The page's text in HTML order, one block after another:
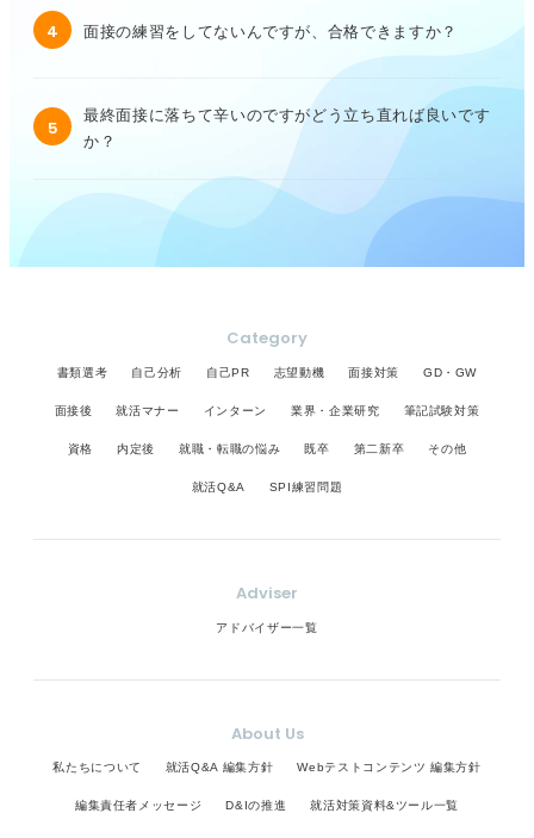
4 面接の練習をしてないんですが、合格できますか？
5
最終面接に落ちて辛いのですがどう立ち直れば良いです
か？
Category
書類選考 自己分析 自己PR 志望動機 面接対策 GD・GW
面接後 就活マナー インターン 業界・企業研究 筆記試験対策
資格 内定後 就職・転職の悩み 既卒 第二新卒 その他
就活Q&A SPI練習問題
Adviser
アドバイザー一覧
About Us
私たちについて 就活Q&A 編集方針 Webテストコンテンツ 編集方針
編集責任者メッセージ D&Iの推進 就活対策資料&ツール一覧